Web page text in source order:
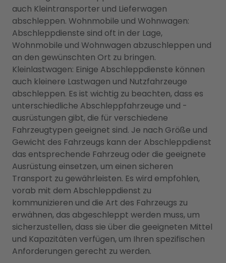
auch Kleintransporter und Lieferwagen
abschleppen. Wohnmobile und Wohnwagen:
Abschleppdienste sind oft in der Lage,
Wohnmobile und Wohnwagen abzuschleppen und
an den gewünschten Ort zu bringen.
Kleinlastwagen: Einige Abschleppdienste können
auch kleinere Lastwagen und Nutzfahrzeuge
abschleppen. Es ist wichtig zu beachten, dass es
unterschiedliche Abschleppfahrzeuge und -
ausrüstungen gibt, die für verschiedene
Fahrzeugtypen geeignet sind. Je nach Größe und
Gewicht des Fahrzeugs kann der Abschleppdienst
das entsprechende Fahrzeug oder die geeignete
Ausrüstung einsetzen, um einen sicheren
Transport zu gewährleisten. Es wird empfohlen,
vorab mit dem Abschleppdienst zu
kommunizieren und die Art des Fahrzeugs zu
erwähnen, das abgeschleppt werden muss, um
sicherzustellen, dass sie über die geeigneten Mittel
und Kapazitäten verfügen, um Ihren spezifischen
Anforderungen gerecht zu werden.